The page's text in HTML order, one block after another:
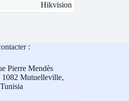
Hikvision
:
Pierre Mendès
1082 Mutuelleville,